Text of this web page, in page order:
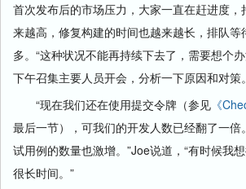
首次发布后的市场压力，大家一直在赶进度，
来越高，修复构建的时间也越来越长，排队等
多。“这种状况不能再持续下去了，需要想个
下午召集主要人员开会，分析一下原因和对策。
“现在我们还在使用提交令牌（参见 《
最后一节），可我们的开发人数已经翻了一倍
试用例的数量也激增。”Joe说道，“有时候我
很长时间。”